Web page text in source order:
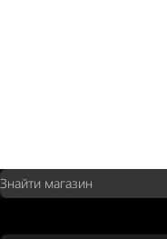
Знайти магазин